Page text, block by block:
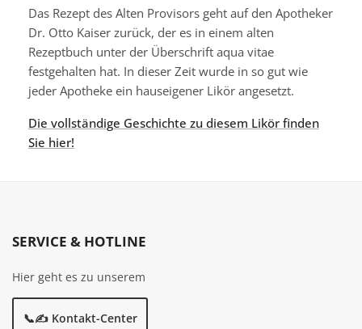
Das Rezept des Alten Provisors geht auf den Apotheker
Dr. Otto Kaiser zurück, der es in einem alten
Rezeptbuch unter der Überschrift aqua vitae
festgehalten hat. In dieser Zeit wurde in so gut wie
jeder Apotheke ein hauseigener Likör angesetzt.
Die vollständige Geschichte zu diesem Likör finden
Sie hier!
SERVICE & HOTLINE
Hier geht es zu unserem
📞✍️ Kontakt-Center